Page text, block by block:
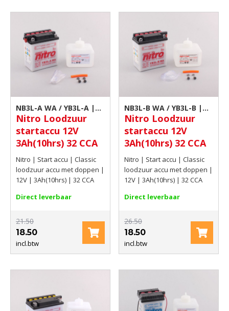
NB3L-A WA / YB3L-A |
Classic loodzuur accu
met doppen
Nitro Loodzuur
startaccu 12V
3Ah(10hrs) 32 CCA
Nitro | Start accu | Classic
loodzuur accu met doppen |
12V | 3Ah(10hrs) | 32 CCA
Direct leverbaar
21.50
18.50
incl.btw
NB3L-B WA / YB3L-B |
Classic loodzuur accu
met doppen
Nitro Loodzuur
startaccu 12V
3Ah(10hrs) 32 CCA
Nitro | Start accu | Classic
loodzuur accu met doppen |
12V | 3Ah(10hrs) | 32 CCA
Direct leverbaar
26.50
18.50
incl.btw